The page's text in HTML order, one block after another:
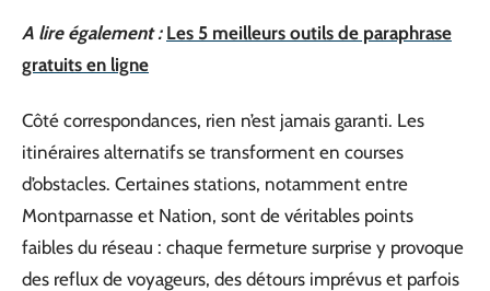
A lire également : Les 5 meilleurs outils de paraphrase
gratuits en ligne
Côté correspondances, rien n’est jamais garanti. Les
itinéraires alternatifs se transforment en courses
d’obstacles. Certaines stations, notamment entre
Montparnasse et Nation, sont de véritables points
faibles du réseau : chaque fermeture surprise y provoque
des reflux de voyageurs, des détours imprévus et parfois